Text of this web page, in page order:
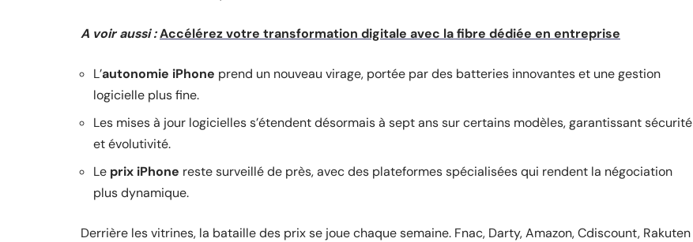
A voir aussi :Accélérez votre transformation digitale avec la fibre dédiée en entreprise
L’autonomie iPhone prend un nouveau virage, portée par des batteries innovantes et une gestion
logicielle plus fine.
Les mises à jour logicielles s’étendent désormais à sept ans sur certains modèles, garantissant sécurité
et évolutivité.
Le prix iPhone reste surveillé de près, avec des plateformes spécialisées qui rendent la négociation
plus dynamique.
Derrière les vitrines, la bataille des prix se joue chaque semaine. Fnac, Darty, Amazon, Cdiscount, Rakuten